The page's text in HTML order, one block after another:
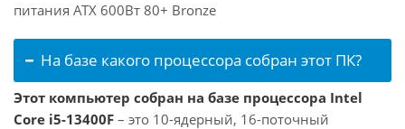
питания ATX 600Вт 80+ Bronze
На базе какого процессора собран этот ПК?
Этот компьютер собран на базе процессора Intel
Core i5-13400F – это 10-ядерный, 16-поточный